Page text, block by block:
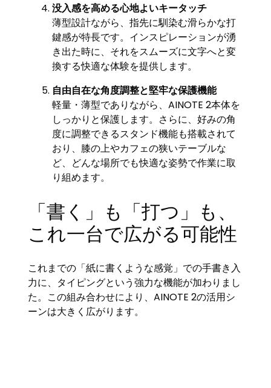
没入感を高める心地よいキータッチ
薄型設計ながら、指先に馴染む滑らかな打
鍵感が特長です。インスピレーションが湧
き出た時に、それをスムーズに文字へと変
換する快適な体験を提供します。
自由自在な角度調整と堅牢な保護機能
軽量・薄型でありながら、AINOTE 2本体を
しっかりと保護します。さらに、好みの角
度に調整できるスタンド機能も搭載されて
おり、膝の上やカフェの狭いテーブルな
ど、どんな場所でも快適な姿勢で作業に取
り組めます。
「書く」も「打つ」も、
これ一台で広がる可能性
これまでの「紙に書くような感覚」での手書き入
力に、タイピングという強力な機能が加わりまし
た。この組み合わせにより、AINOTE 2の活用シ
ーンは大きく広がります。